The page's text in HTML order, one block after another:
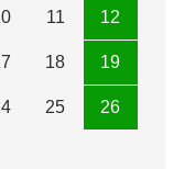
11 12
18 19
25 26